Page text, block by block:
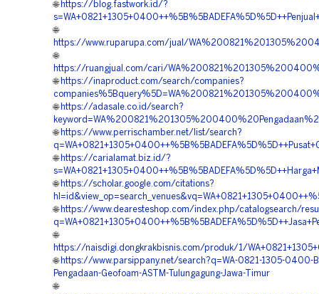
🌐 https://blog.fastwork.id/?
🌐
https://www.ruparupa.com/jual/
🌐
https://ruangjual.com/cari/
🌐 https://inaproduct.com/search/companies?
🌐 https://adasale.co.id/search?
🌐 https://www.perrischamber.net/list/search?
🌐 https://carialamat.biz.id/?
🌐 https://scholar.google.com/citations?
🌐 https://www.dearesteshop.com/index.php/catalogsearch/
🌐
https://naisdigi.dongkrakbisnis.com/produk/1/
🌐 https://www.parsippany.net/search?q=WA-0821-1305-0400-
Pengadaan-Geofoam-ASTM-Tulungagung-Jawa-Timur
🌐